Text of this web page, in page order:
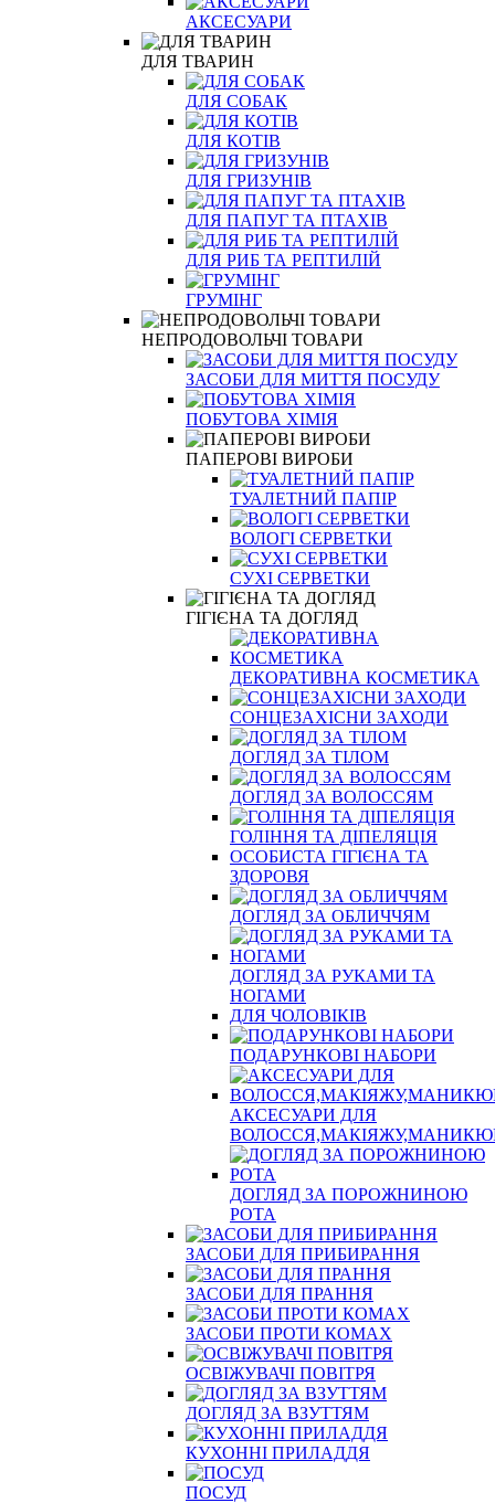
АКСЕСУАРИ
ДЛЯ ТВАРИН
ДЛЯ СОБАК
ДЛЯ КОТІВ
ДЛЯ ГРИЗУНІВ
ДЛЯ ПАПУГ ТА ПТАХІВ
ДЛЯ РИБ ТА РЕПТИЛІЙ
ГРУМІНГ
НЕПРОДОВОЛЬЧІ ТОВАРИ
ЗАСОБИ ДЛЯ МИТТЯ ПОСУДУ
ПОБУТОВА ХІМІЯ
ПАПЕРОВІ ВИРОБИ
ТУАЛЕТНИЙ ПАПІР
ВОЛОГІ СЕРВЕТКИ
СУХІ СЕРВЕТКИ
ГІГІЄНА ТА ДОГЛЯД
ДЕКОРАТИВНА КОСМЕТИКА
СОНЦЕЗАХІСНИ ЗАХОДИ
ДОГЛЯД ЗА ТІЛОМ
ДОГЛЯД ЗА ВОЛОССЯМ
ГОЛІННЯ ТА ДІПЕЛЯЦІЯ
ОСОБИСТА ГІГІЄНА ТА
ЗДОРОВЯ
ДОГЛЯД ЗА ОБЛИЧЧЯМ
ДОГЛЯД ЗА РУКАМИ ТА
НОГАМИ
ДЛЯ ЧОЛОВІКІВ
ПОДАРУНКОВІ НАБОРИ
АКСЕСУАРИ ДЛЯ
ДОГЛЯД ЗА ПОРОЖНИНОЮ
РОТА
ЗАСОБИ ДЛЯ ПРИБИРАННЯ
ЗАСОБИ ДЛЯ ПРАННЯ
ЗАСОБИ ПРОТИ КОМАХ
ОСВІЖУВАЧІ ПОВІТРЯ
ДОГЛЯД ЗА ВЗУТТЯМ
КУХОННІ ПРИЛАДДЯ
ПОСУД